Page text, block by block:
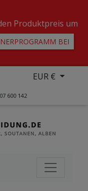
Produktpreis um
BEI
EUR €
600 142